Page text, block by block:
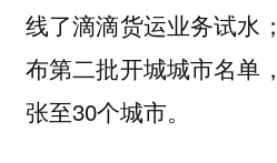
线了滴滴货运业务试水
布第二批开城城市名单
张至30个城市。